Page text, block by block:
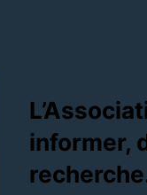
informer,